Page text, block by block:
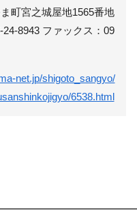
町宮之城屋地1565番地
8943 ファックス：09
net.jp/shigoto_sangyo/
6538.html